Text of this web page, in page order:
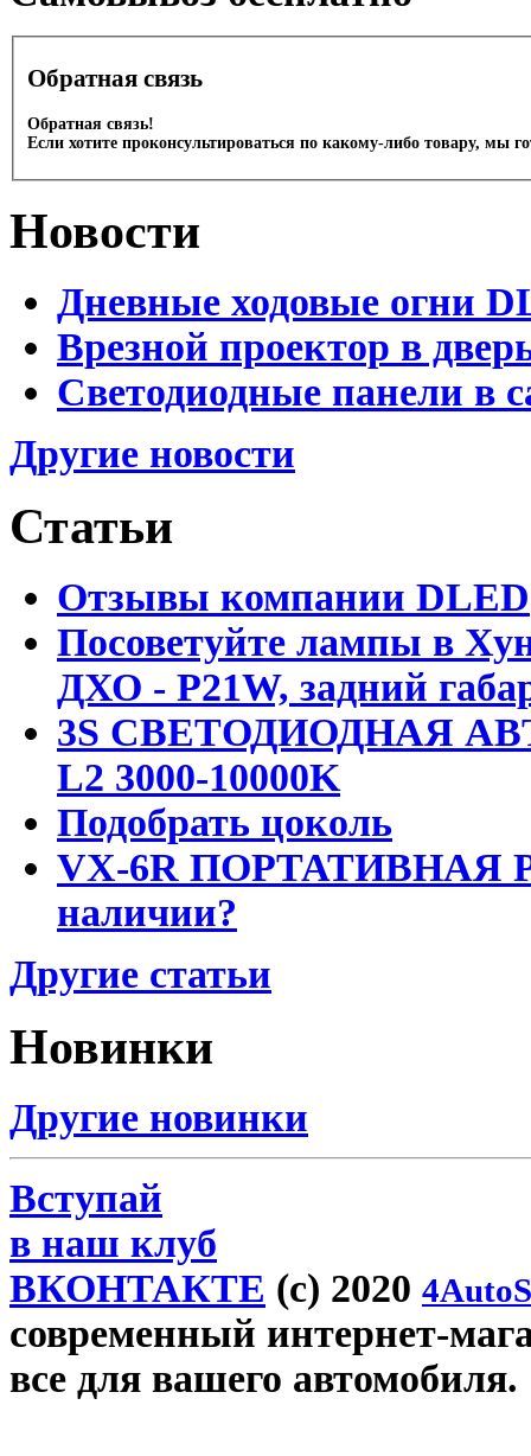
Обратная связь
Обратная связь!
Если хотите проконсультироваться по какому-либо товару, мы
Новости
Дневные ходовые огни
Врезной проектор в
Светодиодные панели в
Другие новости
Статьи
Отзывы компании DLED
Посоветуйте лампы в
ДХО - P21W, задний
3S СВЕТОДИОДНАЯ
L2 3000-10000K
Подобрать цоколь
VX-6R ПОРТАТИВНАЯ
наличии?
Другие статьи
Новинки
Другие новинки
Вступай
в наш клуб
ВКОНТАКТЕ (c) 2020
современный интернет-
все для вашего автомобиля.